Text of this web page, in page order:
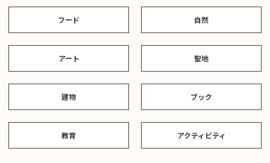
フード 自然
アート 聖地
建物 ブック
教育 アクティビティ